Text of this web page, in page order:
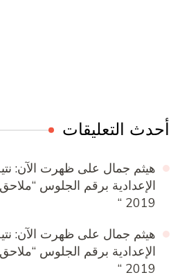
أحدث التعليقات
هيثم جمال على ظهرت الآن:
الإعدادية برقم الجلوس
2019 “
هيثم جمال على ظهرت الآن:
الإعدادية برقم الجلوس
2019 “